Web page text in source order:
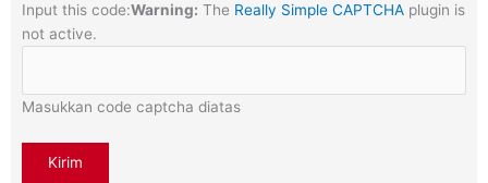
Input this code:Warning: The Really Simple CAPTCHA plugin is
not active.
Masukkan code captcha diatas